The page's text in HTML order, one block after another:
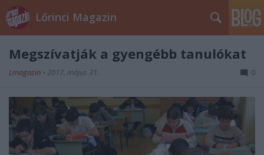
Lőrinci Magazin
Megszívatják a gyengébb tanulókat
Lmagazin • 2017. május 31. 0